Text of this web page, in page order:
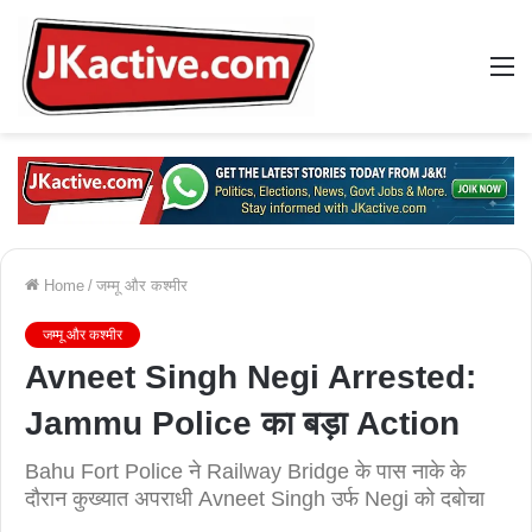
Home / जम्मू और कश्मीर
जम्मू और कश्मीर
Avneet Singh Negi Arrested:
Jammu Police का बड़ा Action
Bahu Fort Police ने Railway Bridge के पास नाके के
दौरान कुख्यात अपराधी Avneet Singh उर्फ Negi को दबोचा